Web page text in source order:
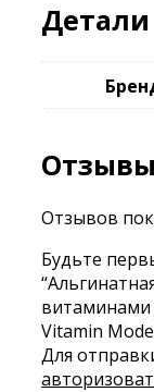
Детали
Отзывы
Отзывов
Будьте
витаминами
Vitamin
Для